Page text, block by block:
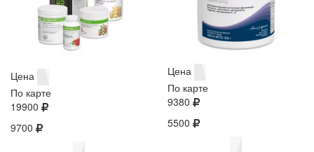
Цена
По карте
19900
9700
Цена
По карте
9380
5500